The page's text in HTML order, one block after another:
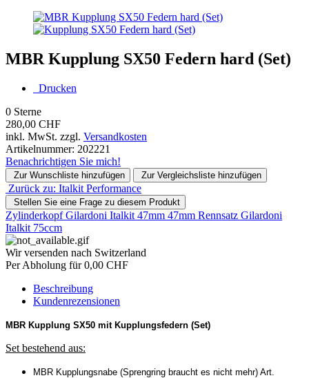
MBR Kupplung SX50 Federn hard (Set)
Drucken
0 Sterne
280,00 CHF
inkl. MwSt. zzgl. Versandkosten
Artikelnummer: 202221
Benachrichtigen Sie mich!
Zur Wunschliste hinzufügen Zur Vergleichsliste hinzufügen
Zurück zu: Italkit Performance
Stellen Sie eine Frage zu diesem Produkt
Zylinderkopf Gilardoni Italkit 47mm 47mm Rennsatz Gilardoni
Italkit 75ccm
Wir versenden nach Switzerland
Per Abholung für 0,00 CHF
Beschreibung
Kundenrezensionen
MBR Kupplung SX50 mit Kupplungsfedern (Set)
Set bestehend aus:
MBR Kupplungsnabe (Sprengring braucht es nicht mehr) Art.